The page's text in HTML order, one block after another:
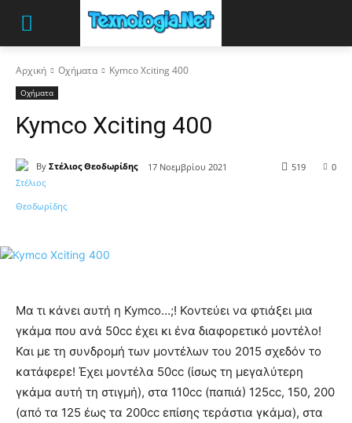
Αρχική Οχήματα Kymco Xciting 400
Οχήματα
Kymco Xciting 400
By Στέλιος Θεοδωρίδης 17 Νοεμβρίου 2021 0
519
Μα τι κάνει αυτή η Kymco…;! Κοντεύει να φτιάξει μια
γκάμα που ανά 50cc έχει κι ένα διαφορετικό μοντέλο!
Και με τη συνδρομή των μοντέλων του 2015 σχεδόν το
κατάφερε! Έχει μοντέλα 50cc (ίσως τη μεγαλύτερη
γκάμα αυτή τη στιγμή), στα 110cc (παπιά) 125cc, 150, 200
(από τα 125 έως τα 200cc επίσης τεράστια γκάμα), στα